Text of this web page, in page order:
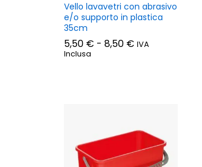
Vello lavavetri con abrasivo
e/o supporto in plastica
35cm
5,50 € - 8,50 € Fascia
IVA
Inclusa